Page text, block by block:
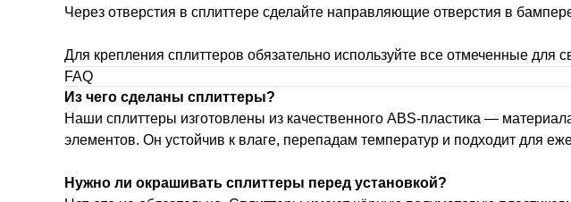
Через отверстия в сплиттере сделайте направляющие отверстия в
Для крепления сплиттеров обязательно используйте все отмеченные для
FAQ
Из чего сделаны сплиттеры?
Наши сплиттеры изготовлены из качественного ABS-пластика —
элементов. Он устойчив к влаге, перепадам температур и подходит для
Нужно ли окрашивать сплиттеры перед установкой?